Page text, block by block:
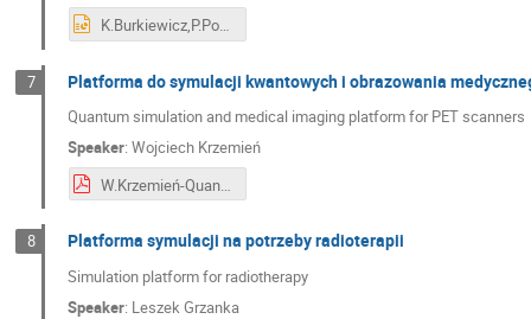
K.Burkiewicz,P.Połeć,S.Lichołai,Personalized medicine.pptx
7 Platforma do symulacji kwantowych i obrazowania
Quantum simulation and medical imaging platform for PET scanners
Speaker:Wojciech Krzemień
W.Krzemień-Quantum simulation and medical imaging platform.pdf
8 Platforma symulacji na potrzeby radioterapii
Simulation platform for radiotherapy
Speaker: Leszek Grzanka